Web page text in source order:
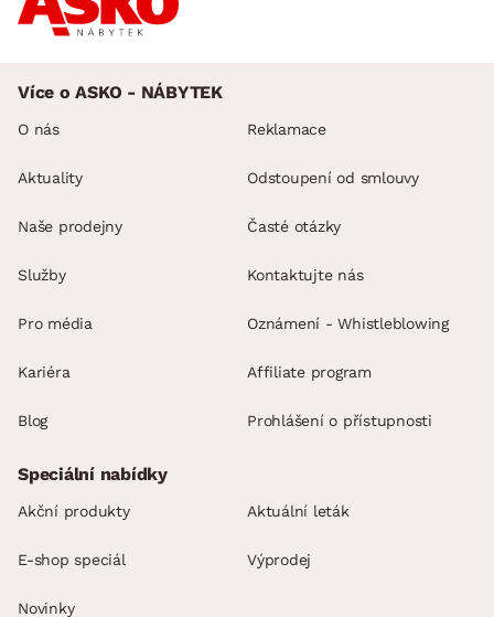
6 x talíř mělký (jídelní), průměr 27 cm (2 v každé barvě)
Více o ASKO - NÁBYTEK
O nás
Aktuality
Naše prodejny
Služby
Pro média
Kariéra
Blog
Reklamace
Odstoupení od smlouvy
Časté otázky
Kontaktujte nás
Oznámení - Whistleblowing
Affiliate program
Prohlášení o přístupnosti
Speciální nabídky
Akční produkty Aktuální leták
E-shop speciál Výprodej
Novinky